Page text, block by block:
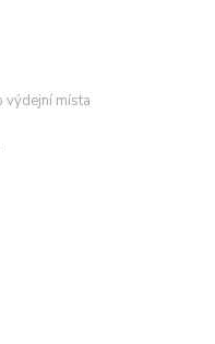
výdejní místa